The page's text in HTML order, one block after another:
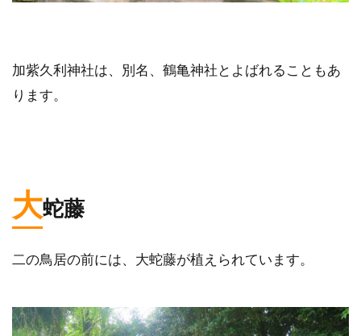
加紫久利神社は、別名、鶴亀神社とよばれることもあ
ります。
大蛇藤
二の鳥居の前には、大蛇藤が植えられています。